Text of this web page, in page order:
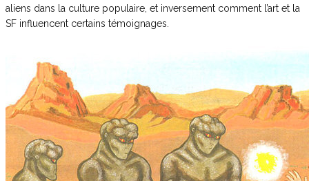
aliens dans la culture populaire, et inversement comment l’art et la
SF influencent certains témoignages.